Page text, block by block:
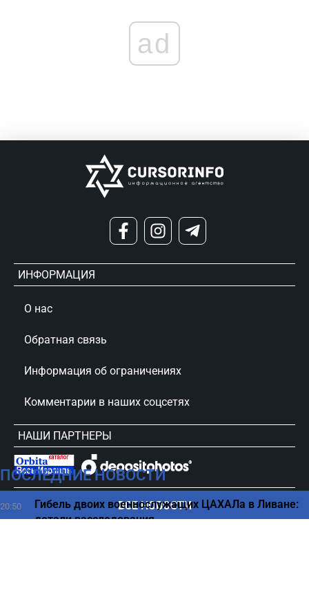
ПОСЛЕДНИЕ НОВОСТИ
20:50
Гибель двоих военнослужащих ЦАХАЛа в Ливане:
детали расследования
ВСЕ НОВОСТИ
ad
ИНФОРМАЦИЯ
О нас
Обратная связь
Информация об ограничениях
Комментарии в наших соцсетях
НАШИ ПАРТНЕРЫ
сursorinfo.co.il © Все права защищены